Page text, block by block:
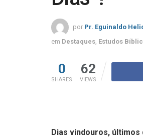
por Pr. Eguinaldo
em Destaques Estudos
0
SHARES
62
VIEWS
Dias vindouros, últimos